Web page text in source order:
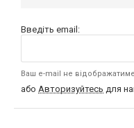
Введіть email:
Ваш e-mail не
або Авторизуйтесь для